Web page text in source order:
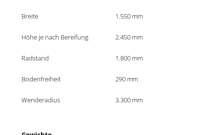
Breite 1.550 mm
Höhe je nach Bereifung 2.450 mm
Radstand 1.800 mm
Bodenfreiheit 290 mm
Wenderadius 3.300 mm